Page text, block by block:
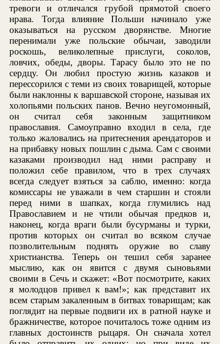
тревоги и отличался грубой прямотой своего
нрава. Тогда влияние Польши начинало уже
оказываться на русском дворянстве. Многие
перенимали уже польские обычаи, заводили
роскошь, великолепные прислуги, соколов,
ловчих, обеды, дворы. Тарасу было это не по
сердцу. Он любил простую жизнь казаков и
перессорился с теми из своих товарищей, которые
были наклонны к варшавской стороне, называя их
холопьями польских панов. Вечно неугомонный,
он считал себя законным защитником
православия. Самоуправно входил в села, где
только жаловались на притеснения арендаторов и
на прибавку новых пошлин с дыма. Сам с своими
казаками производил над ними расправу и
положил себе правилом, что в трех случаях
всегда следует взяться за саблю, именно: когда
комиссары не уважали в чем старшин и стояли
перед ними в шапках, когда глумились над
Православием и не чтили обычая предков и,
наконец, когда враги были бусурманы и турки,
против которых он считал во всяком случае
позволительным поднять оружие во славу
христианства. Теперь он тешил себя заранее
мыслию, как он явится с двумя сыновьями
своими в Сечь и скажет: «Вот посмотрите, каких
я молодцов привел к вам!»; как представит их
всем старым закаленным в битвах товарищам; как
поглядит на первые подвиги их в ратной науке и
бражничестве, которое почиталось тоже одним из
главных достоинств рыцаря. Он сначала хотел